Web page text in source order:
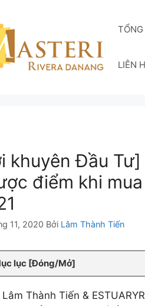
LIÊN
khuyên Đầu
điểm khi
11, 2020 Bởi Lâm Thành Tiến
lục [Đóng/Mở]
Lâm Thành Tiến &